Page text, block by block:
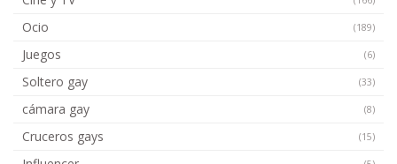
Ocio (189)
Juegos (6)
Soltero gay (33)
cámara gay (8)
Cruceros gays (15)